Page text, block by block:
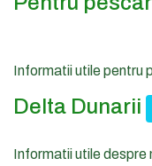
Informatii utile pentru
Delta Dunarii
Informatii utile despre